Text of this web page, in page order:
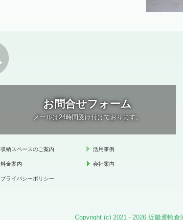
お問合せフォーム
メールは24時間受け付けております。
収納スペースのご案内 活用事例
料金案内 会社案内
プライバシーポリシー
Copyright (c) 2021 - 2026 近畿運輸倉